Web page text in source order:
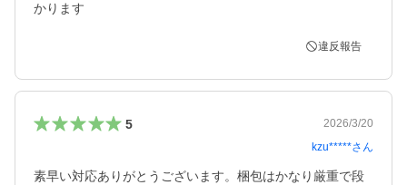
かります
違反報告
5
2026/3/20
kzu*****さん
素早い対応ありがとうございます。梱包はかなり厳重で段